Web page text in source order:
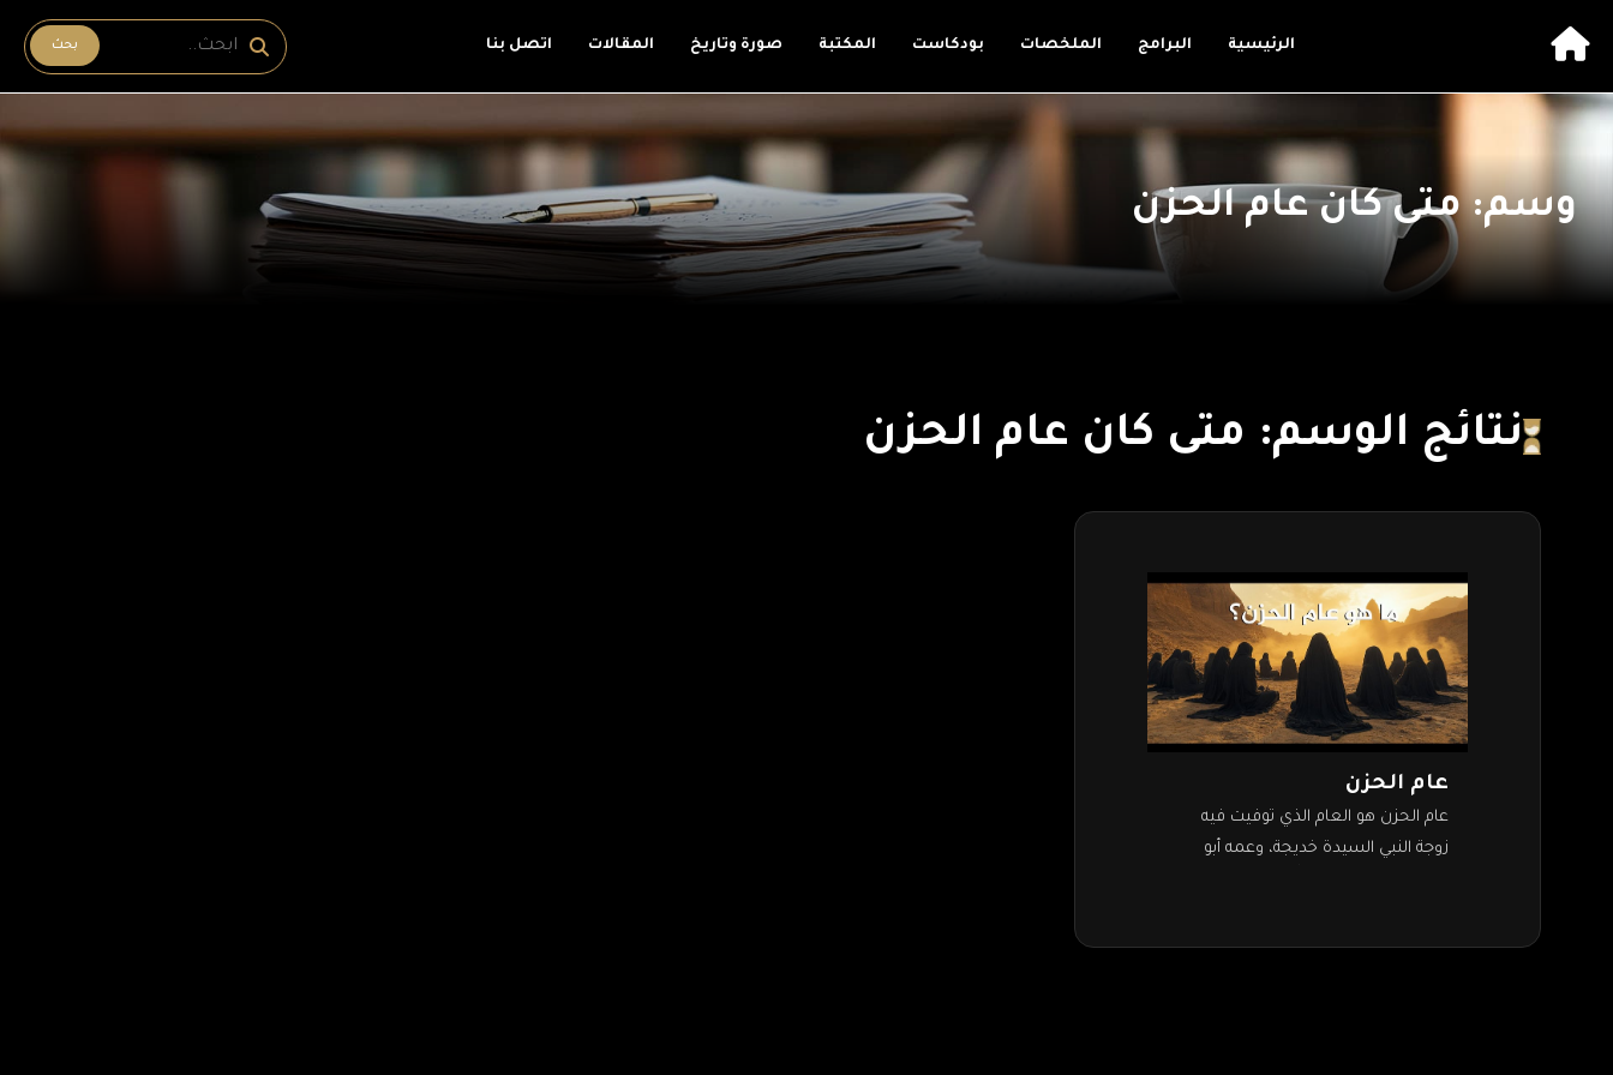
الرئيسية البرامج الملخصات بودكاست المكتبة صورة وتاريخ المقالات اتصل بنا بحث
وسم: متى كان عام الحزن
نتائج الوسم: متى كان عام الحزن
عام الحزن
عام الحزن هو العام الذي توفيت فيه
زوجة النبي السيدة خديجة، وعمه أبو